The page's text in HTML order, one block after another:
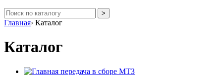
Главная› Каталог
Каталог